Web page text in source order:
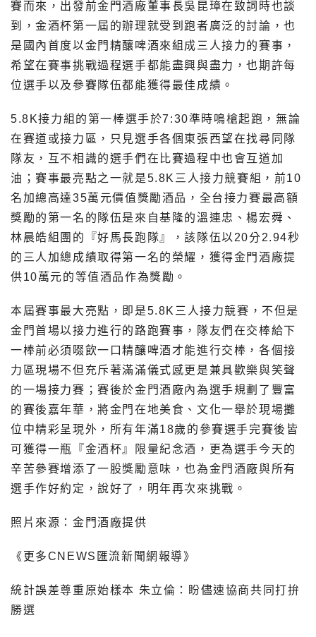
賽而來，出發前金門酒廠董事長吳昆璋在致詞時也談
到，金酒杯第一屆的辦理就受到跑者廣泛的討論，也
是國內首度以金門精釀啤酒來組成三人接力的賽事，
希望在賽事挑戰過程選手都能盡興與盡力，也期許每
位選手以及參賽隊伍都能獲得最佳成績。
5.8K接力組的第一棒選手於7:30準時鳴槍起跑，無論
在賽道或接力區，只見選手各個東張西望在找尋同隊
隊友，互不相識的選手們在比賽過程中也會互道加
油；賽事最亮點之一就是5.8K三人接力競賽組，前10
名加總高達35萬元價值獎勵酒品，全台接力賽最高額
獎勵的第一名的隊伍是來自基隆的溫連忠、楊宏舜、
林晨皓組團的『好馬長跑隊』，該隊伍以20分2.94秒
的三人加總成績取得第一名的榮耀，獲得金門酒廠提
供10萬元的等值酒品作為獎勵。
本屆賽事最大亮點，即是5.8K三人接力競賽，不但是
金門首場以接力進行的路跑賽事，隊友們在交棒給下
一棒前必須啜飲一口精釀啤酒才能進行交棒，各個接
力區現場不但充斥著滿滿儀式感更是兼具歡樂與笑聲
的一場接力賽；賽後於金門酒廠內為選手規劃了豐富
的賽後嘉年華，將金門在地美食、文化一舉於現場攤
位中精彩呈現外，所有年滿18歲的參賽選手完賽後皆
可獲得一瓶『金酒杯』限量紀念酒，更為選手今天的
辛苦參賽增添了一股獎勵意味，也為金門酒廠與所有
選手作好約定，說好了，明年再次來挑戰。
照片來源：金門酒廠提供
《更多CNEWS匯流新聞網報導》
統計誤差尊重原始樣本 朱立倫：盼儘速協商共同打拚
勝選